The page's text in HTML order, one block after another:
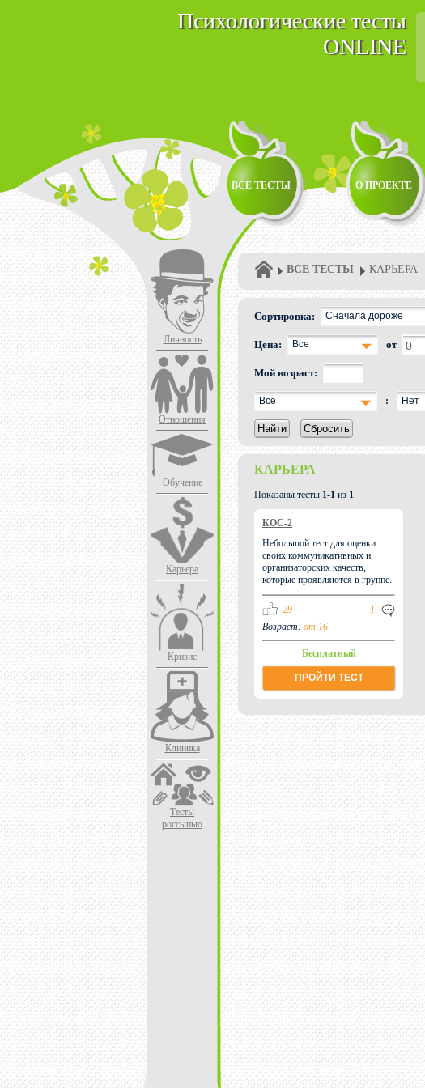
Психологические тесты
ONLINE
ВСЕ ТЕСТЫ
О ПРОЕКТЕ
Личность
Отношения
Обучение
Карьера
Кризис
Клиника
Тесты
россыпью
ВСЕ ТЕСТЫ КАРЬЕРА
Сортировка: Сначала дороже
Цена: Все от
Мой возраст:
Все : Нет
Найти Сбросить
КАРЬЕРА
Показаны тесты 1-1 из 1.
КОС-2
Небольшой тест для оценки
своих коммуникативных и
организаторских качеств,
которые проявляются в группе.
29
1
Возраст: от 16
Бесплатный
ПРОЙТИ ТЕСТ